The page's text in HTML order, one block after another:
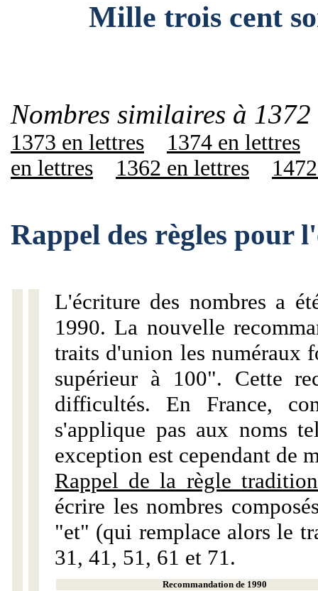
Mille trois cent
Nombres similaires à
1373 en lettres
1374 en lettres
en lettres
1362 en lettres
Rappel des règles pour
L'écriture des nombres a
1990. La nouvelle
traits d'union les numéraux
supérieur à 100". Cette
difficultés. En France,
s'applique pas aux noms
exception est cependant de
Rappel de la règle
écrire les nombres
"et" (qui remplace alors le
31, 41, 51, 61 et 71.
Recommandation de 1990